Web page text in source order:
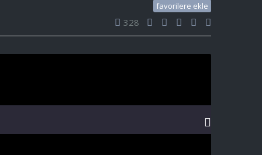
favorilere ekle
328